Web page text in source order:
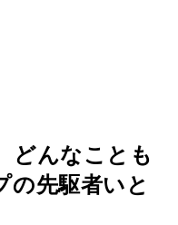
んなことも
先駆者いと